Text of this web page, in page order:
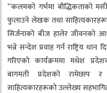
“कलमको गर्भमा बौद्धिकताको
फुलाउने लेखक तथा
सिर्जनाको बीज हालेर जीवनको
भन्ने सन्देश प्रवाह गर्न राष्ट्रिय
गरिएको कार्यक्रममा मधेश
बागमती प्रदेशको रामेछाप र
साहित्यकारहरूको उल्लेख्य